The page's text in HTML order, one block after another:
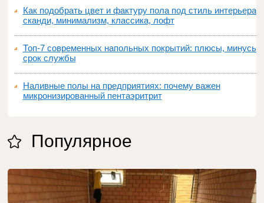
Как подобрать цвет и фактуру пола под стиль интерьера:
сканди, минимализм, классика, лофт
Топ‑7 современных напольных покрытий: плюсы, минусы,
срок службы
Наливные полы на предприятиях: почему важен
микронизированный пентаэритрит
Популярное